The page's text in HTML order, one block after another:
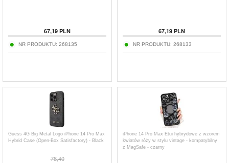
67,19 PLN
NR PRODUKTU: 268135
67,19 PLN
NR PRODUKTU: 268133
Guess 4G Big Metal Logo iPhone 14 Pro Max
Hybrid Case (Open-Box Satisfactory) - Black
78,40
iPhone 14 Pro Max Etui hybrydowe z wzorem
kwiatów róży w stylu vintage - kompatybilny
z MagSafe - czarny